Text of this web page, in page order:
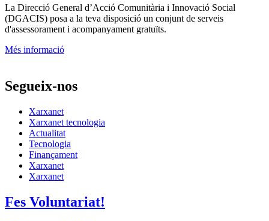
La Direcció General d’Acció Comunitària i Innovació Social
(DGACIS) posa a la teva disposició un conjunt de serveis
d'assessorament i acompanyament gratuïts.
Més informació
Segueix-nos
Xarxanet
Xarxanet tecnologia
Actualitat
Tecnologia
Finançament
Xarxanet
Xarxanet
Fes Voluntariat!